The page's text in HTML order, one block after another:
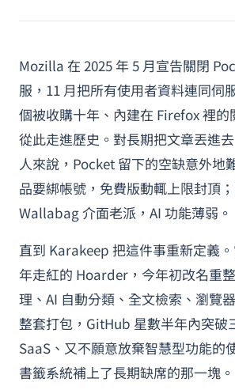
Mozilla 在 2025 年 5 月宣告關閉
服，11 月把所有使用者資料連同伺
個被收購十年、內建在 Firefox 裡的
從此走進歷史。對長期把文章丟進
人來說，Pocket 留下的空缺意外
品要綁帳號，免費版動輒上限封頂
Wallabag 介面老派，AI 功能薄弱。
直到 Karakeep 把這件事重新定義
年走紅的 Hoarder，今年初改名重
理、AI 自動分類、全文檢索、瀏覽
整套打包，GitHub 星數半年內突破
SaaS、又不願意放棄智慧型功能的
書籤系統補上了長期缺席的那一塊。